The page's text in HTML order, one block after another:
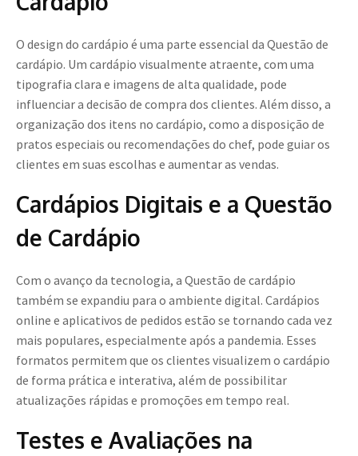
O design do cardápio é uma parte essencial da Questão de
cardápio. Um cardápio visualmente atraente, com uma
tipografia clara e imagens de alta qualidade, pode
influenciar a decisão de compra dos clientes. Além disso, a
organização dos itens no cardápio, como a disposição de
pratos especiais ou recomendações do chef, pode guiar os
clientes em suas escolhas e aumentar as vendas.
Cardápios Digitais e a Questão
de Cardápio
Com o avanço da tecnologia, a Questão de cardápio
também se expandiu para o ambiente digital. Cardápios
online e aplicativos de pedidos estão se tornando cada vez
mais populares, especialmente após a pandemia. Esses
formatos permitem que os clientes visualizem o cardápio
de forma prática e interativa, além de possibilitar
atualizações rápidas e promoções em tempo real.
Testes e Avaliações na